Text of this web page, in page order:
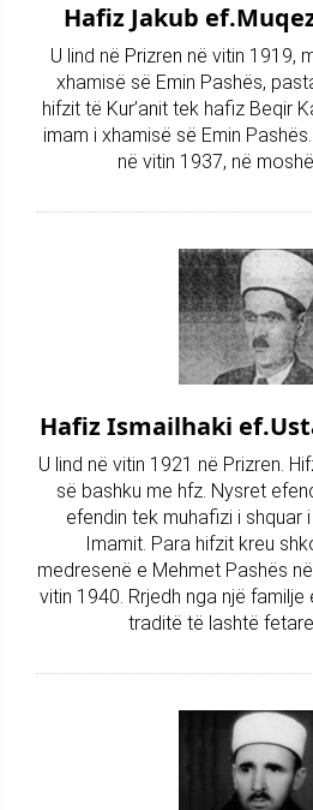
Hafiz Jakub
U lind në Prizren në vitin 1919,
xhamisë së Emin Pashës,
hifzit të Kur’anit tek hafiz Beqir
imam i xhamisë së Emin
në vitin 1937, në
Hafiz Ismailhaki
U lind në vitin 1921 në Prizren.
së bashku me hfz. Nysret
efendin tek muhafizi i shquar
Imamit. Para hifzit kreu
medresenë e Mehmet Pashës
vitin 1940. Rrjedh nga një
traditë të lashtë